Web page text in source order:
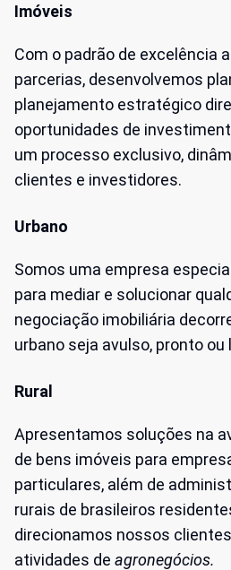
Imóveis
Com o padrão de excelência
parcerias, desenvolvemos
planejamento estratégico
oportunidades de
um processo exclusivo,
clientes e investidores.
Urbano
Somos uma empresa
para mediar e solucionar
negociação imobiliária
urbano seja avulso, pronto
Rural
Apresentamos soluções na
de bens imóveis para
particulares, além de
rurais de brasileiros
direcionamos nossos
atividades de agronegócios.